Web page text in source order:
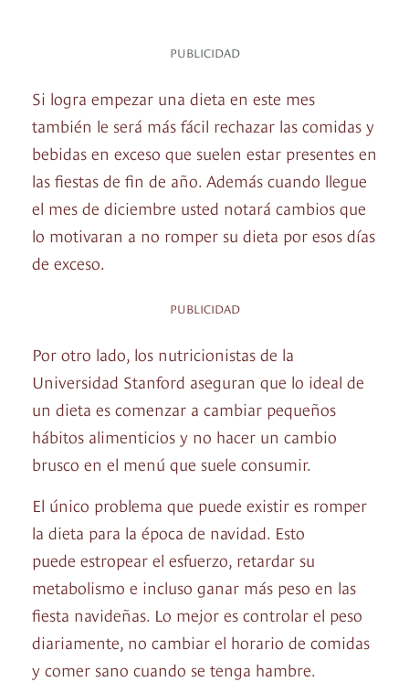
PUBLICIDAD
Si logra empezar una dieta en este mes
también le será más fácil rechazar las comidas y
bebidas en exceso que suelen estar presentes en
las fiestas de fin de año. Además cuando llegue
el mes de diciembre usted notará cambios que
lo motivaran a no romper su dieta por esos días
de exceso.
PUBLICIDAD
Por otro lado, los nutricionistas de la
Universidad Stanford aseguran que lo ideal de
un dieta es comenzar a cambiar pequeños
hábitos alimenticios y no hacer un cambio
brusco en el menú que suele consumir.
El único problema que puede existir es romper
la dieta para la época de navidad. Esto
puede estropear el esfuerzo, retardar su
metabolismo e incluso ganar más peso en las
fiesta navideñas. Lo mejor es controlar el peso
diariamente, no cambiar el horario de comidas
y comer sano cuando se tenga hambre.